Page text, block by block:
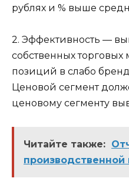
рублях и % выше
2. Эффективность —
собственных
позиций в слабо
Ценовой сегмент
ценовому сегменту
Читайте также:
производственной